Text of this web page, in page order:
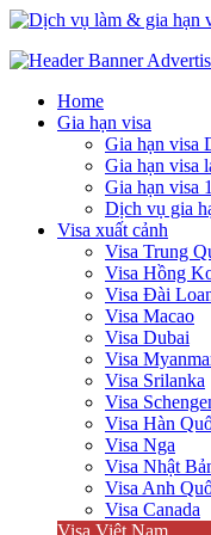
Dịch vụ làm & gia hạn
Home
Gia hạn visa
Gia hạn visa
Gia hạn visa
Gia hạn visa
Dịch vụ gia
Visa xuất cảnh
Visa Trung
Visa Hồng
Visa Đài
Visa Macao
Visa Dubai
Visa
Visa Srilanka
Visa
Visa Hàn
Visa Nga
Visa Nhật
Visa Anh
Visa Canada
Visa Việt Nam